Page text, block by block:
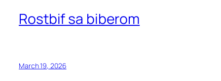
Rostbif sa biberom
March 19, 2026